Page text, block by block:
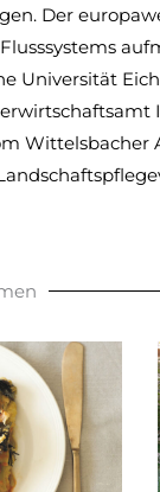
Der
Universität
Wittelsbacher